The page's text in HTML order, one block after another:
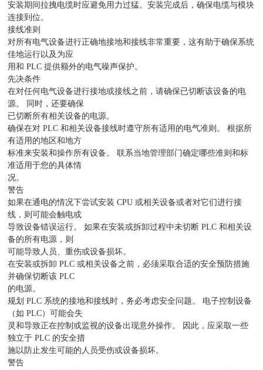
安装期间拉拽电缆时应避免用力过猛。安装完成后，确保电缆与模块
连接到位。
接线准则
对所有电气设备进行正确地接地和接线非常重要，这有助于确保系统
佳地运行以及为应
用和 PLC 提供额外的电气噪声保护。
先决条件
在对任何电气设备进行接地或接线之前，请确保已切断该设备的电
源。 同时，还要确保
已切断所有相关设备的电源。
确保在对 PLC 和相关设备接线时遵守所有适用的电气准则。 根据所
有适用的地区和地方
标准来安装和操作所有设备。 联系当地管理部门确定哪些准则和标
准适用于您的具体情
况。
警告
如果在通电的情况下尝试安装 CPU 或相关设备或者对它们进行接
线，则可能会触电或
导致设备错误运行。 如果在安装或拆卸过程中未切断 PLC 和相关设
备的所有电源，则
可能导致人员、重伤或设备损坏。
在安装或拆卸 PLC 或相关设备之前，必须采取合适的安全预防措施
并确保切断该 PLC
的电源。
规划 PLC 系统的接地和接线时，务必考虑安全问题。 电子控制设备
（如 PLC）可能会失
灵和导致正在控制或监视的设备出现意外操作。 因此，应采取一些
独立于 PLC 的安全措
施以防止发生可能的人员受伤或设备损坏。
警告